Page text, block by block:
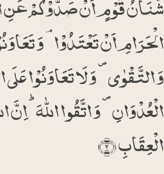
الۡحَرَامِ اَنۡ تَعۡتَدُوۡا ۘ وَ
وَ التَّقۡوٰی ۪ وَ لَا تَعَاوَنُوۡا
الۡعُدۡوَانِ ۪ وَ اتَّقُوا اللّٰہَ ؕ اِنَّ
الۡعِقَابِ ﴿۲﴾